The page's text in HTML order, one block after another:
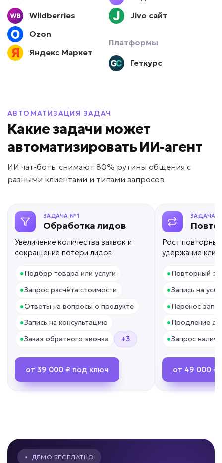
• До -80% времени рекрутера
• До +50% скорости найма
• Обработка кандидатов 24/7
Новички долго адаптируются?
ИИ для обучения
сотрудников
• До -50% срока адаптации
• Ответы за секунды
• До +30% скорости ввода в должность
от 59 000 ₽ под ключ
Клиенты теряются в воронке?
ИИ для сопровождения
сделок
• Контроль 24/7
Подробней
Wildberries
Ozon
Яндекс Маркет
Jivo сайт
Платформы
Геткурс
АВТОМАТИЗАЦИЯ ЗАДАЧ
Какие задачи может
автоматизировать ИИ-агент
ИИ чат-боты снимают 80% рутины общения с
разными клиентами и типами запросов
ЗАДАЧА №1
Обработка лидов
Увеличение количества заявок и
сокращение потери лидов
•Подбор товара или услуги
•Запрос расчёта стоимости
•Ответы на вопросы о продукте
•Запись на консультацию
•Заказ обратного звонка +3
от 39 000 ₽ под ключ
ЗАДАЧА
Рост
удержание
•Повторный
•Запись на
•Перенос
•Продление
•Запрос
от 49 000 ₽
• ДЕМО БЕСПЛАТНО